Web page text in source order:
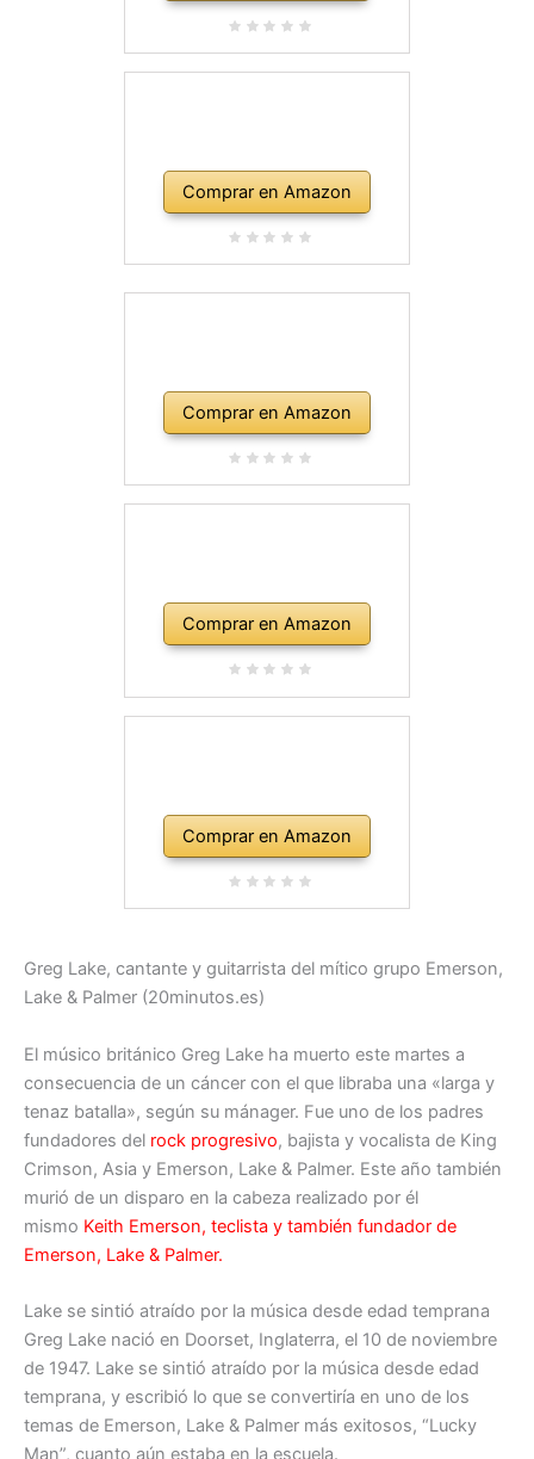
Comprar en Amazon
Comprar en Amazon
Comprar en Amazon
Comprar en Amazon
Greg Lake, cantante y guitarrista del mítico grupo Emerson,
Lake & Palmer (20minutos.es)
El músico británico Greg Lake ha muerto este martes a
consecuencia de un cáncer con el que libraba una «larga y
tenaz batalla», según su mánager. Fue uno de los padres
fundadores del rock progresivo, bajista y vocalista de King
Crimson, Asia y Emerson, Lake & Palmer. Este año también
murió de un disparo en la cabeza realizado por él
mismo Keith Emerson, teclista y también fundador de
Emerson, Lake & Palmer.
Lake se sintió atraído por la música desde edad temprana
Greg Lake nació en Doorset, Inglaterra, el 10 de noviembre
de 1947. Lake se sintió atraído por la música desde edad
temprana, y escribió lo que se convertiría en uno de los
temas de Emerson, Lake & Palmer más exitosos, “Lucky
Man”, cuanto aún estaba en la escuela.